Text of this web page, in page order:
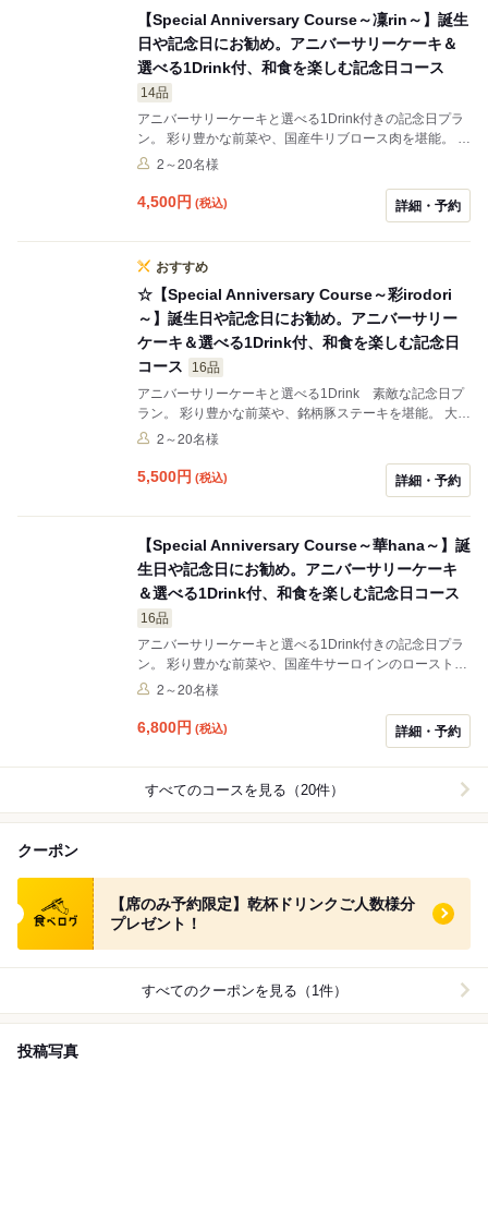
【Special Anniversary Course～凜rin～】誕生
日や記念日にお勧め。アニバーサリーケーキ＆
選べる1Drink付、和食を楽しむ記念日コース
14品
アニバーサリーケーキと選べる1Drink付きの記念日プラ
ン。 彩り豊かな前菜や、国産牛リブロース肉を堪能。 大
切な方との記念日や誕生日に最適なアニバーサリーコー
2～20名様
4,500円 (税込) 詳細・予約
おすすめ
☆【Special Anniversary Course～彩irodori
～】誕生日や記念日にお勧め。アニバーサリー
ケーキ＆選べる1Drink付、和食を楽しむ記念日
コース
16品
アニバーサリーケーキと選べる1Drink 素敵な記念日プ
ラン。 彩り豊かな前菜や、銘柄豚ステーキを堪能。 大切
な方との記念日や誕生日に最適なアニバーサリーコー
2～20名様
5,500円 (税込) 詳細・予約
【Special Anniversary Course～華hana～】誕
生日や記念日にお勧め。アニバーサリーケーキ
＆選べる1Drink付、和食を楽しむ記念日コース
16品
アニバーサリーケーキと選べる1Drink付きの記念日プラ
ン。 彩り豊かな前菜や、国産牛サーロインのローストビ
ーフに選べる特製丼を堪能できます。 大切な方との記念
2～20名様
6,800円 (税込) 詳細・予約
すべてのコースを見る（20件）
クーポン
食べログ クーポン
【席のみ予約限定】乾杯ドリンクご人数様分
プレゼント！
すべてのクーポンを見る（1件）
投稿写真